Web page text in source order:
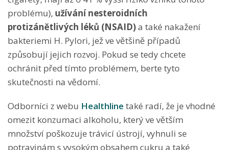
problému), užívání nesteroidních
protizánětlivých léků (NSAID)a také nakažení
bakteriemi H. Pylori, jež ve většině případů
způsobují jejich rozvoj. Pokud se tedy chcete
ochránit před tímto problémem, berte tyto
skutečnosti na vědomí.
Odborníci z webu Healthline také radí, že je vhodné
omezit konzumaci alkoholu, který ve větším
množství poškozuje trávicí ústrojí, vyhnuli se
potravinám s vysokým obsahem cukru a také